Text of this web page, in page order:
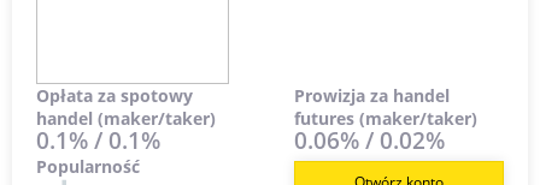
Opłata za spotowy
handel (maker/taker)
0.1% / 0.1%
Prowizja za handel
futures (maker/taker)
0.06% / 0.02%
Popularność